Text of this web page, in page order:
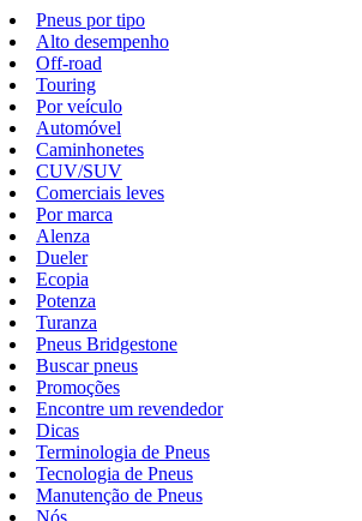
Pneus por tipo
Alto desempenho
Off-road
Touring
Por veículo
Automóvel
Caminhonetes
CUV/SUV
Comerciais leves
Por marca
Alenza
Dueler
Ecopia
Potenza
Turanza
Pneus Bridgestone
Buscar pneus
Promoções
Encontre um revendedor
Dicas
Terminologia de Pneus
Tecnologia de Pneus
Manutenção de Pneus
Nós